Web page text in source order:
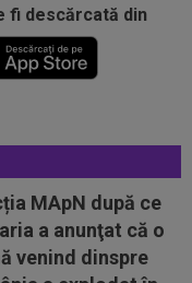
fi descărcată din
MApN după ce
a anunţat că o
venind dinspre
de Aur! Rio
șocat”. Andrei
LIVE VIDEO,
22:30, DGS 3.